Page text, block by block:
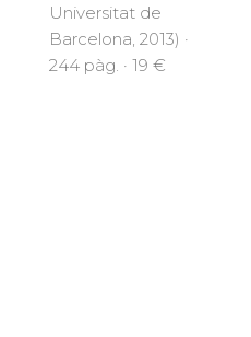
Universitat de
Barcelona, 2013) ·
244 pàg. · 19 €